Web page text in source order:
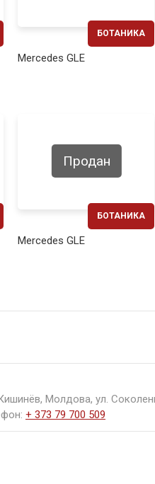
БОТАНИКА
Mercedes GLE
БОТАНИКА
Продан
Mercedes GLE
Молдова, ул.
+ 373 79 700 509